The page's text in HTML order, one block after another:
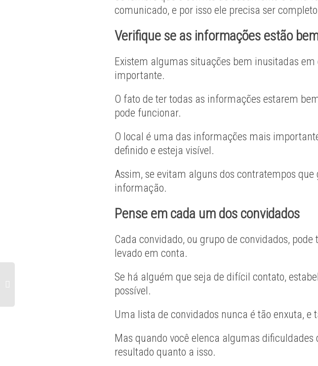
comunicado, e por isso ele precisa ser
Verifique se as informações estão
Existem algumas situações bem inusitadas
importante.
O fato de ter todas as informações estarem
pode funcionar.
O local é uma das informações mais
definido e esteja visível.
Assim, se evitam alguns dos contratempos
informação.
Pense em cada um dos convidados
Cada convidado, ou grupo de convidados,
levado em conta.
Se há alguém que seja de difícil contato,
possível.
Uma lista de convidados nunca é tão enxuta,
Mas quando você elenca algumas
resultado quanto a isso.